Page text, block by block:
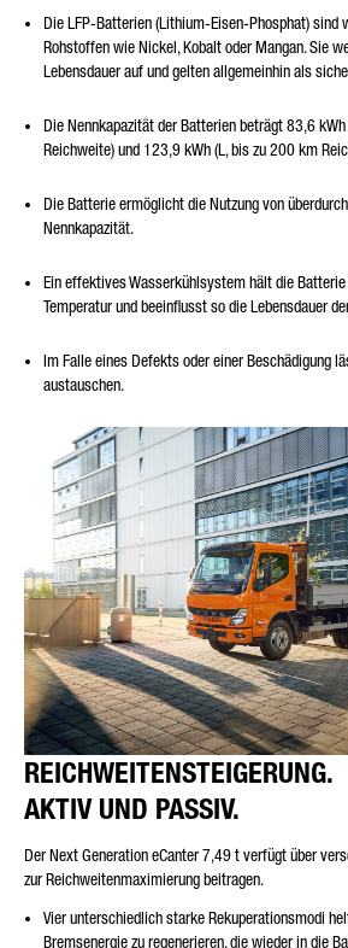
Die LFP-Batterien (Lithium-Eisen-Phosphat) sind
Rohstoffen wie Nickel, Kobalt oder Mangan. Sie
Lebensdauer auf und gelten allgemeinhin als
Die Nennkapazität der Batterien beträgt 83,6
Reichweite) und 123,9 kWh (L, bis zu 200 km
Die Batterie ermöglicht die Nutzung von
Nennkapazität.
Ein effektives Wasserkühlsystem hält die
Temperatur und beeinflusst so die Lebensdauer
Im Falle eines Defekts oder einer Beschädigung
austauschen.
REICHWEITENSTEIGERUNG.
AKTIV UND PASSIV.
Der Next Generation eCanter 7,49 t verfügt über
zur Reichweitenmaximierung beitragen.
Vier unterschiedlich starke Rekuperationsmodi
Bremsenergie zu regenerieren, die wieder in die